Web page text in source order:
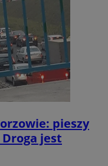
pieszy
Droga jest